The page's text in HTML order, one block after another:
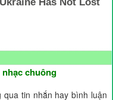
chuông
tin nhắn hay bình luận